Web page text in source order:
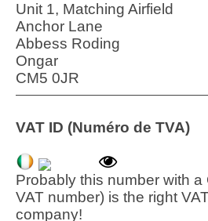
Unit 1, Matching Airfield
Anchor Lane
Abbess Roding
Ongar
CM5 0JR
VAT ID (Numéro de TVA)
Probably this number with a
VAT number) is the right
company!